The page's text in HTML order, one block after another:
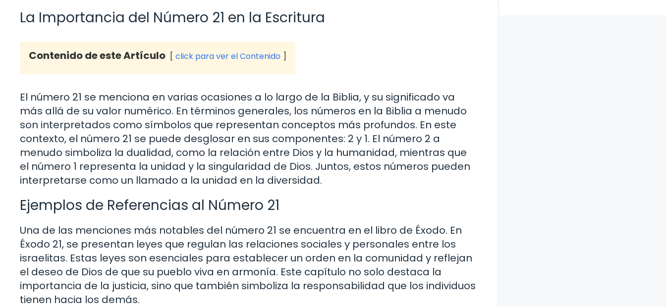
La Importancia del Número 21 en la Escritura
Contenido de este Artículo click para ver el Contenido
El número 21 se menciona en varias ocasiones a lo largo de la Biblia, y su significado va
más allá de su valor numérico. En términos generales, los números en la Biblia a menudo
son interpretados como símbolos que representan conceptos más profundos. En este
contexto, el número 21 se puede desglosar en sus componentes: 2 y 1. El número 2 a
menudo simboliza la dualidad, como la relación entre Dios y la humanidad, mientras que
el número 1 representa la unidad y la singularidad de Dios. Juntos, estos números pueden
interpretarse como un llamado a la unidad en la diversidad.
Ejemplos de Referencias al Número 21
Una de las menciones más notables del número 21 se encuentra en el libro de Éxodo. En
Éxodo 21, se presentan leyes que regulan las relaciones sociales y personales entre los
israelitas. Estas leyes son esenciales para establecer un orden en la comunidad y reflejan
el deseo de Dios de que su pueblo viva en armonía. Este capítulo no solo destaca la
importancia de la justicia, sino que también simboliza la responsabilidad que los individuos
tienen hacia los demás.